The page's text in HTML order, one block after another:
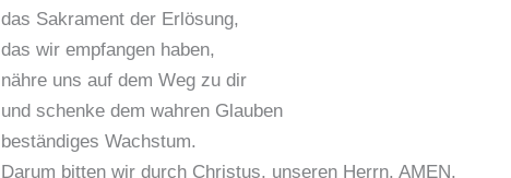
das Sakrament der Erlösung,
das wir empfangen haben,
nähre uns auf dem Weg zu dir
und schenke dem wahren Glauben
beständiges Wachstum.
Darum bitten wir durch Christus, unseren Herrn. AMEN.